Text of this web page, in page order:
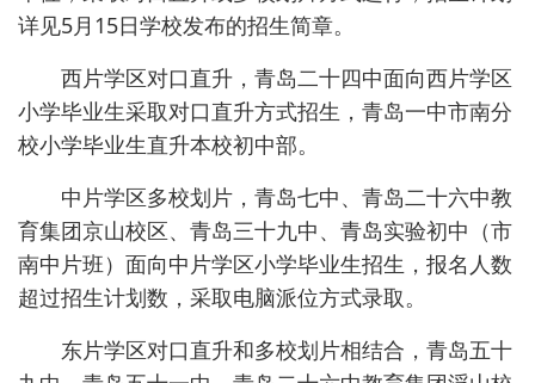
详见5月15日学校发布的招生简章。
西片学区对口直升，青岛二十四中面向西片学区
小学毕业生采取对口直升方式招生，青岛一中市南分
校小学毕业生直升本校初中部。
中片学区多校划片，青岛七中、青岛二十六中教
育集团京山校区、青岛三十九中、青岛实验初中（市
南中片班）面向中片学区小学毕业生招生，报名人数
超过招生计划数，采取电脑派位方式录取。
东片学区对口直升和多校划片相结合，青岛五十